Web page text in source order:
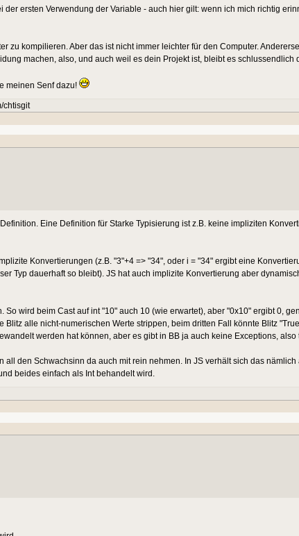
ersten Verwendung der Variable - auch hier gilt: wenn ich mich richtig
zu kompilieren. Aber das ist nicht immer leichter für den Computer.
machen, also, und auch weil es dein Projekt ist, bleibt es schlussendlich
meinen Senf dazu!
chtisgit
Eine Definition für Starke Typisierung ist z.B. keine impliziten
Konvertierungen (z.B. "3"+4 => "34", oder i = "34" ergibt eine
Typ dauerhaft so bleibt). JS hat auch implizite Konvertierung aber
wird beim Cast auf int "10" auch 10 (wie erwartet), aber "0x10" ergibt 0,
Blitz alle nicht-numerischen Werte strippen, beim dritten Fall könnte Blitz
werden hat können, aber es gibt in BB ja auch keine Exceptions, also
den Schwachsinn da auch mit rein nehmen. In JS verhält sich das
beides einfach als Int behandelt wird.